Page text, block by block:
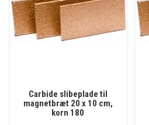
Carbide slibeplade til
magnetbræt 20 x 10 cm,
korn 180